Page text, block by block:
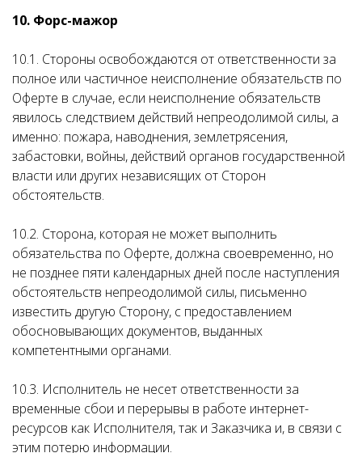
10. Форс-мажор
10.1. Стороны освобождаются от ответственности за
полное или частичное неисполнение обязательств по
Оферте в случае, если неисполнение обязательств
явилось следствием действий непреодолимой силы, а
именно: пожара, наводнения, землетрясения,
забастовки, войны, действий органов государственной
власти или других независящих от Сторон
обстоятельств.
10.2. Сторона, которая не может выполнить
обязательства по Оферте, должна своевременно, но
не позднее пяти календарных дней после наступления
обстоятельств непреодолимой силы, письменно
известить другую Сторону, с предоставлением
обосновывающих документов, выданных
компетентными органами.
10.3. Исполнитель не несет ответственности за
временные сбои и перерывы в работе интернет-
ресурсов как Исполнителя, так и Заказчика и, в связи с
этим потерю информации.